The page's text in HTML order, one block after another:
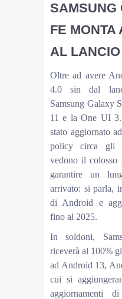
SAMSUNG
FE MONTA
AL LANCIO
Oltre ad avere
4.0 sin dal
Samsung Galaxy
11 e la One UI
stato aggiornato
policy circa gli
vedono il colosso
garantire un
arrivato: si parla,
di Android e
fino al 2025.
In soldoni,
riceverà al 100%
ad Android 13,
cui si
aggiornamenti